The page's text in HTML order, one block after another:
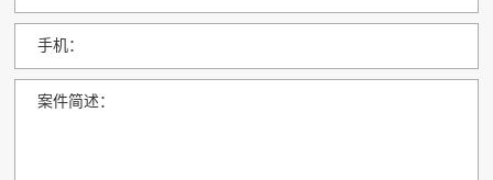
手机：
案件简述：